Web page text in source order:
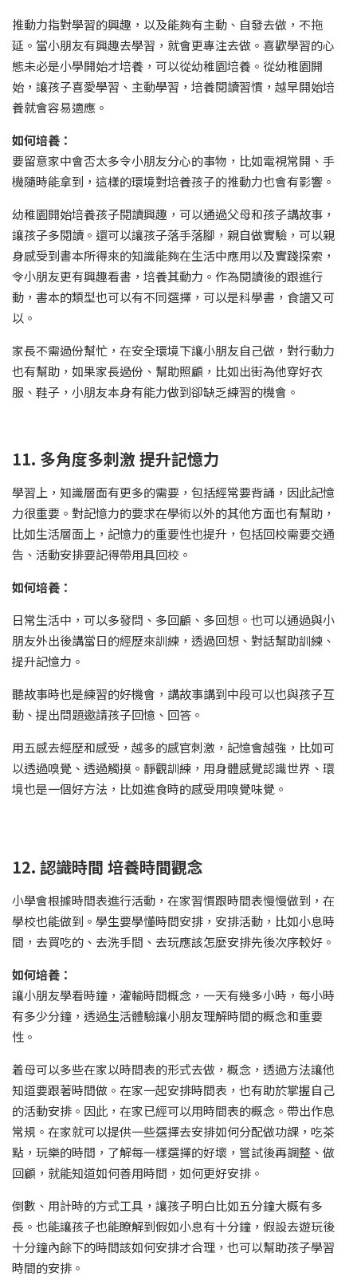
推動力指對學習的興趣，以及能夠有主動、自發去做，不拖
延。當小朋友有興趣去學習，就會更專注去做。喜歡學習的心
態未必是小學開始才培養，可以從幼稚園培養。從幼稚園開
始，讓孩子喜愛學習、主動學習，培養閱讀習慣，越早開始培
養就會容易適應。
如何培養：
要留意家中會否太多令小朋友分心的事物，比如電視常開、手
機隨時能拿到，這樣的環境對培養孩子的推動力也會有影響。
幼稚園開始培養孩子閱讀興趣，可以通過父母和孩子講故事，
讓孩子多閱讀。還可以讓孩子落手落腳，親自做實驗，可以親
身感受到書本所得來的知識能夠在生活中應用以及實踐探索，
令小朋友更有興趣看書，培養其動力。作為閱讀後的跟進行
動，書本的類型也可以有不同選擇，可以是科學書，食譜又可
以。
家長不需過份幫忙，在安全環境下讓小朋友自己做，對行動力
也有幫助，如果家長過份、幫助照顧，比如出街為他穿好衣
服、鞋子，小朋友本身有能力做到卻缺乏練習的機會。
11. 多角度多刺激 提升記憶力
學習上，知識層面有更多的需要，包括經常要背誦，因此記憶
力很重要。對記憶力的要求在學術以外的其他方面也有幫助，
比如生活層面上，記憶力的重要性也提升，包括回校需要交通
告、活動安排要記得帶用具回校。
如何培養：
日常生活中，可以多發問、多回顧、多回想。也可以通過與小
朋友外出後講當日的經歷來訓練，透過回想、對話幫助訓練、
提升記憶力。
聽故事時也是練習的好機會，講故事講到中段可以也與孩子互
動、提出問題邀請孩子回憶、回答。
用五感去經歷和感受，越多的感官刺激，記憶會越強，比如可
以透過嗅覺、透過觸摸。靜觀訓練，用身體感覺認識世界、環
境也是一個好方法，比如進食時的感受用嗅覺味覺。
12. 認識時間 培養時間觀念
小學會根據時間表進行活動，在家習慣跟時間表慢慢做到，在
學校也能做到。學生要學懂時間安排，安排活動，比如小息時
間，去買吃的、去洗手間、去玩應該怎麼安排先後次序較好。
如何培養：
讓小朋友學看時鐘，灌輸時間概念，一天有幾多小時，每小時
有多少分鐘，透過生活體驗讓小朋友理解時間的概念和重要
性。
着母可以多些在家以時間表的形式去做，概念，透過方法讓他
知道要跟著時間做。在家一起安排時間表，也有助於掌握自己
的活動安排。因此，在家已經可以用時間表的概念。帶出作息
常規。在家就可以提供一些選擇去安排如何分配做功課，吃茶
點，玩樂的時間，了解每一樣選擇的好壞，嘗試後再調整、做
回顧，就能知道如何善用時間，如何更好安排。
倒數、用計時的方式工具，讓孩子明白比如五分鐘大概有多
長。也能讓孩子也能瞭解到假如小息有十分鐘，假設去遊玩後
十分鐘內餘下的時間該如何安排才合理，也可以幫助孩子學習
時間的安排。